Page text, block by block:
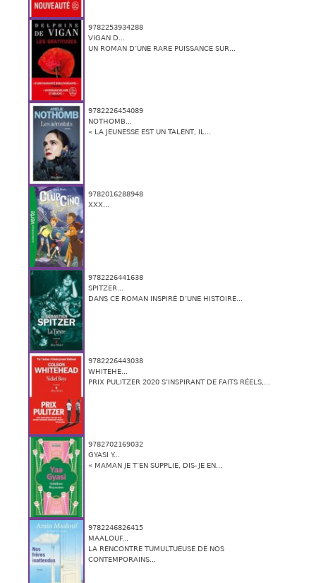
9782253934288
VIGAN D...
UN ROMAN D’UNE RARE PUISSANCE SUR...
9782226454089
NOTHOMB...
« LA JEUNESSE EST UN TALENT, IL...
9782016288948
XXX...
9782226441638
SPITZER...
DANS CE ROMAN INSPIRÉ D’UNE HISTOIRE...
9782226443038
WHITEHE...
PRIX PULITZER 2020 S’INSPIRANT DE FAITS RÉELS,...
9782702169032
GYASI Y...
« MAMAN JE T’EN SUPPLIE, DIS-JE EN...
9782246826415
MAALOUF...
LA RENCONTRE TUMULTUEUSE DE NOS
CONTEMPORAINS...